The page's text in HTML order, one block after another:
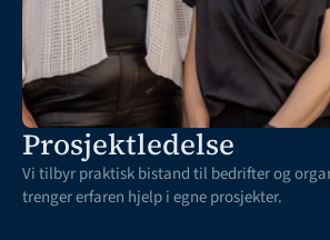
Prosjektledelse
Vi tilbyr praktisk bistand til bedrifter og
trenger erfaren hjelp i egne prosjekter.